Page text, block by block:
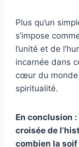
Plus qu’un
s’impose
l’unité et de
incarnée dans
cœur du monde
spiritualité.
En conclusion :
croisée de
combien la